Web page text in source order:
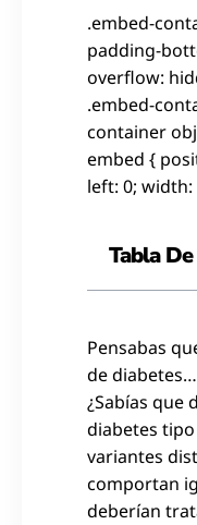
.embed-
padding-
overflow:
.embed-
container
embed {
left: 0; width:
Tabla
Pensabas
de
¿Sabías que
diabetes
variantes
comportan
deberían